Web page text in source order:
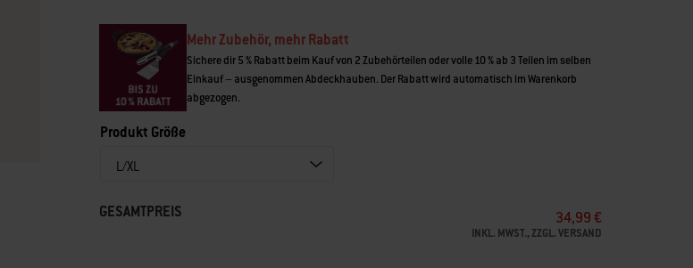
Mehr Zubehör, mehr Rabatt
Sichere dir 5 % Rabatt beim Kauf von 2 Zubehörteilen oder volle 10 % ab 3 Teilen im selben
Einkauf – ausgenommen Abdeckhauben. Der Rabatt wird automatisch im Warenkorb
abgezogen.
Produkt Größe
GESAMTPREIS 34,99 €
INKL. MWST., ZZGL. VERSAND